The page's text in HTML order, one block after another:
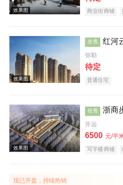
效果图
商业街商铺
在售 红河
弥勒
待定
普通住宅
在售 浙商
开远
6500 元/平
写字楼商铺
现已开盘，持续热销